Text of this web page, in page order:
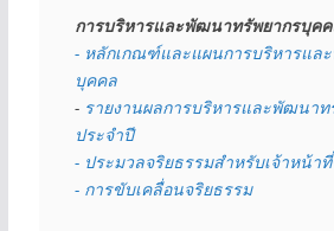
การบริหารและพัฒนาทรัพยากรบุค
- หลักเกณฑ์และแผนการบริหารแล
บุคคล
- รายงานผลการบริหารและพัฒนา
ประจำปี
- ประมวลจริยธรรมสำหรับเจ้าหน้า
- การขับเคลื่อนจริยธรรม